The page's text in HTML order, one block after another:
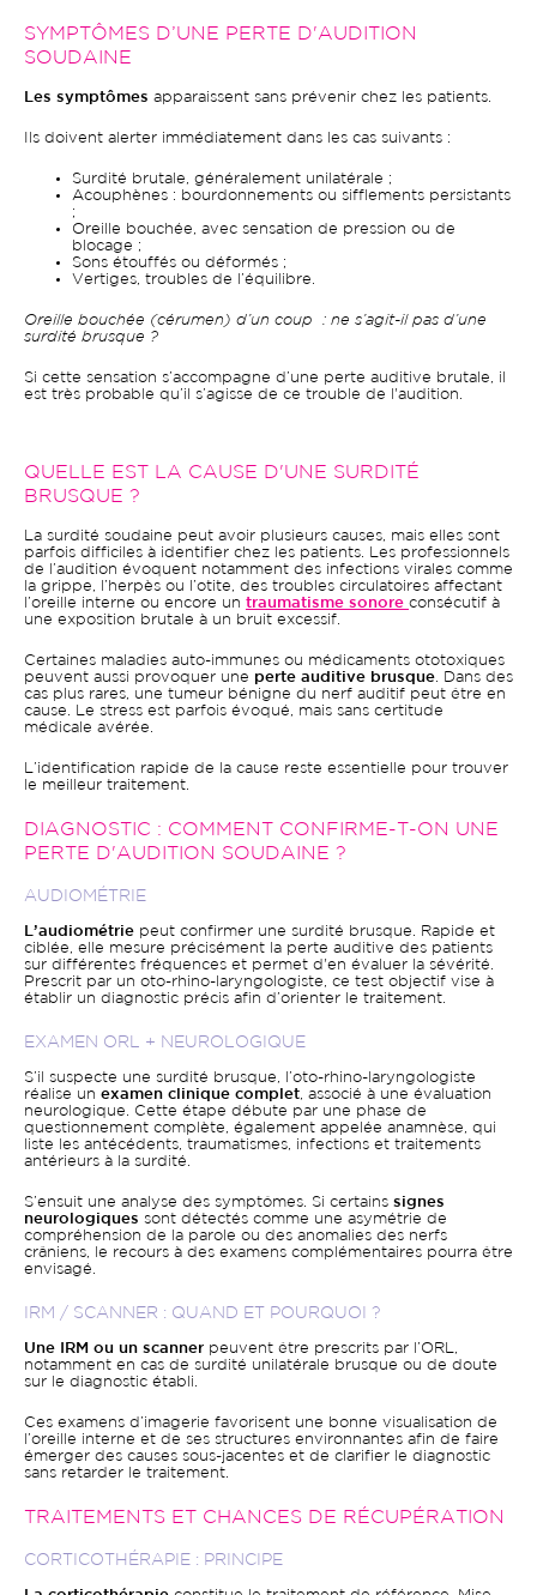
SYMPTÔMES D’UNE PERTE D'AUDITION
SOUDAINE
Les symptômes apparaissent sans prévenir chez les patients.
Ils doivent alerter immédiatement dans les cas suivants :
Surdité brutale, généralement unilatérale ;
Acouphènes : bourdonnements ou sifflements persistants
;
Oreille bouchée, avec sensation de pression ou de
blocage ;
Sons étouffés ou déformés ;
Vertiges, troubles de l’équilibre.
Oreille bouchée (cérumen) d’un coup : ne s’agit-il pas d’une
surdité brusque ?
Si cette sensation s’accompagne d’une perte auditive brutale, il
est très probable qu’il s’agisse de ce trouble de l'audition.
QUELLE EST LA CAUSE D'UNE SURDITÉ
BRUSQUE ?
La surdité soudaine peut avoir plusieurs causes, mais elles sont
parfois difficiles à identifier chez les patients. Les professionnels
de l’audition évoquent notamment des infections virales comme
la grippe, l’herpès ou l’otite, des troubles circulatoires affectant
l’oreille interne ou encore un traumatisme sonore consécutif à
une exposition brutale à un bruit excessif.
Certaines maladies auto-immunes ou médicaments ototoxiques
peuvent aussi provoquer une perte auditive brusque . Dans des
cas plus rares, une tumeur bénigne du nerf auditif peut être en
cause. Le stress est parfois évoqué, mais sans certitude
médicale avérée.
L’identification rapide de la cause reste essentielle pour trouver
le meilleur traitement.
DIAGNOSTIC : COMMENT CONFIRME-T-ON UNE
PERTE D'AUDITION SOUDAINE ?
AUDIOMÉTRIE
L’audiométrie peut confirmer une surdité brusque. Rapide et
ciblée, elle mesure précisément la perte auditive des patients
sur différentes fréquences et permet d'en évaluer la sévérité.
Prescrit par un oto-rhino-laryngologiste, ce test objectif vise à
établir un diagnostic précis afin d’orienter le traitement.
EXAMEN ORL + NEUROLOGIQUE
S’il suspecte une surdité brusque, l’oto-rhino-laryngologiste
réalise un examen clinique complet , associé à une évaluation
neurologique. Cette étape débute par une phase de
questionnement complète, également appelée anamnèse, qui
liste les antécédents, traumatismes, infections et traitements
antérieurs à la surdité.
S’ensuit une analyse des symptômes. Si certains signes
neurologiques sont détectés comme une asymétrie de
compréhension de la parole ou des anomalies des nerfs
crâniens, le recours à des examens complémentaires pourra être
envisagé.
IRM / SCANNER : QUAND ET POURQUOI ?
Une IRM ou un scanner peuvent être prescrits par l’ORL,
notamment en cas de surdité unilatérale brusque ou de doute
sur le diagnostic établi.
Ces examens d’imagerie favorisent une bonne visualisation de
l’oreille interne et de ses structures environnantes afin de faire
émerger des causes sous-jacentes et de clarifier le diagnostic
sans retarder le traitement.
TRAITEMENTS ET CHANCES DE RÉCUPÉRATION
CORTICOTHÉRAPIE : PRINCIPE